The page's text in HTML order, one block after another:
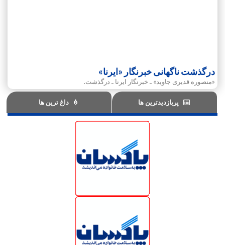
درگذشت ناگهانی خبرنگار «ایرنا»
«منصوره قدیری جاوید» ـ خبرنگار ایرنا ـ درگذشت.
پربازدیدترین ها داغ ترین ها